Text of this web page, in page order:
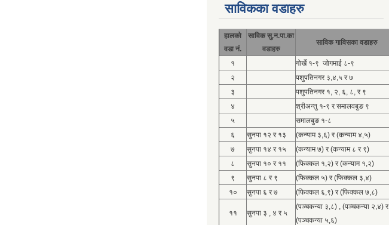
साविकका वडाहरु
हालको
वडा नं.
साविक सु.न.पा.का
वडाहरु
साविक गाविसका वडाहरु
१
गोर्खे १-९ जोगमाई ८-९
२
पशुपतिनगर ३,४,५ र ७
३
पशुपतिनगर १, २, ६, ८, र ९
४
श्रीअन्तु १-९ र समालवबुङ ९
५
समालबुङ १-८
६
सुनपा १२ र १३
(कन्याम ३,६) र (कन्याम ४,५)
७
सुनपा १४ र १५
(कन्याम ७) र (कन्याम ८ र ९)
८
सुनपा १० र ११
(फिक्कल १,२) र (कन्याम १,२)
९
सुनपा ८ र ९
(फिक्कल ५) र (फिक्कल ३,४)
१०
सुनपा ६ र ७ (फिक्कल ६,९) र (फिक्कल ७,८)
११ सुनपा ३ , ४ र ५
(पञ्चकन्या ३,८) , (पञ्चकन्या २,४) र
(पञ्चकन्या ५,६)